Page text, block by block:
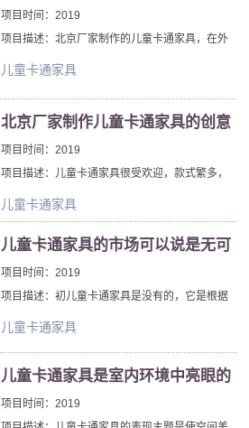
象力和强大的设计技巧
项目时间：2019
项目描述：北京厂家制作的儿童卡通家具，在外
观和材料方面找到平衡。可为任何环境带来幽默
少。
儿童卡通家具
北京厂家制作儿童卡通家具的创意
是令人难忘的核心
项目时间：2019
项目描述：儿童卡通家具很受欢迎，款式繁多，
也是北京厂家众多系列产品其中的一部分，哪一
儿童卡通家具设计，是回答这个问题的完美来
儿童卡通家具
儿童卡通家具的市场可以说是无可
限量
项目时间：2019
项目描述：初儿童卡通家具是没有的，它是根据
一些动画片里面的形象衍生出来的，因为这些动
连，小时候看的很多卡通形象至今还是记忆犹
新。现在卡通形象越来越盛行，各种少儿频道节
儿童卡通家具
儿童卡通家具是室内环境中亮眼的
一道风景
项目时间：2019